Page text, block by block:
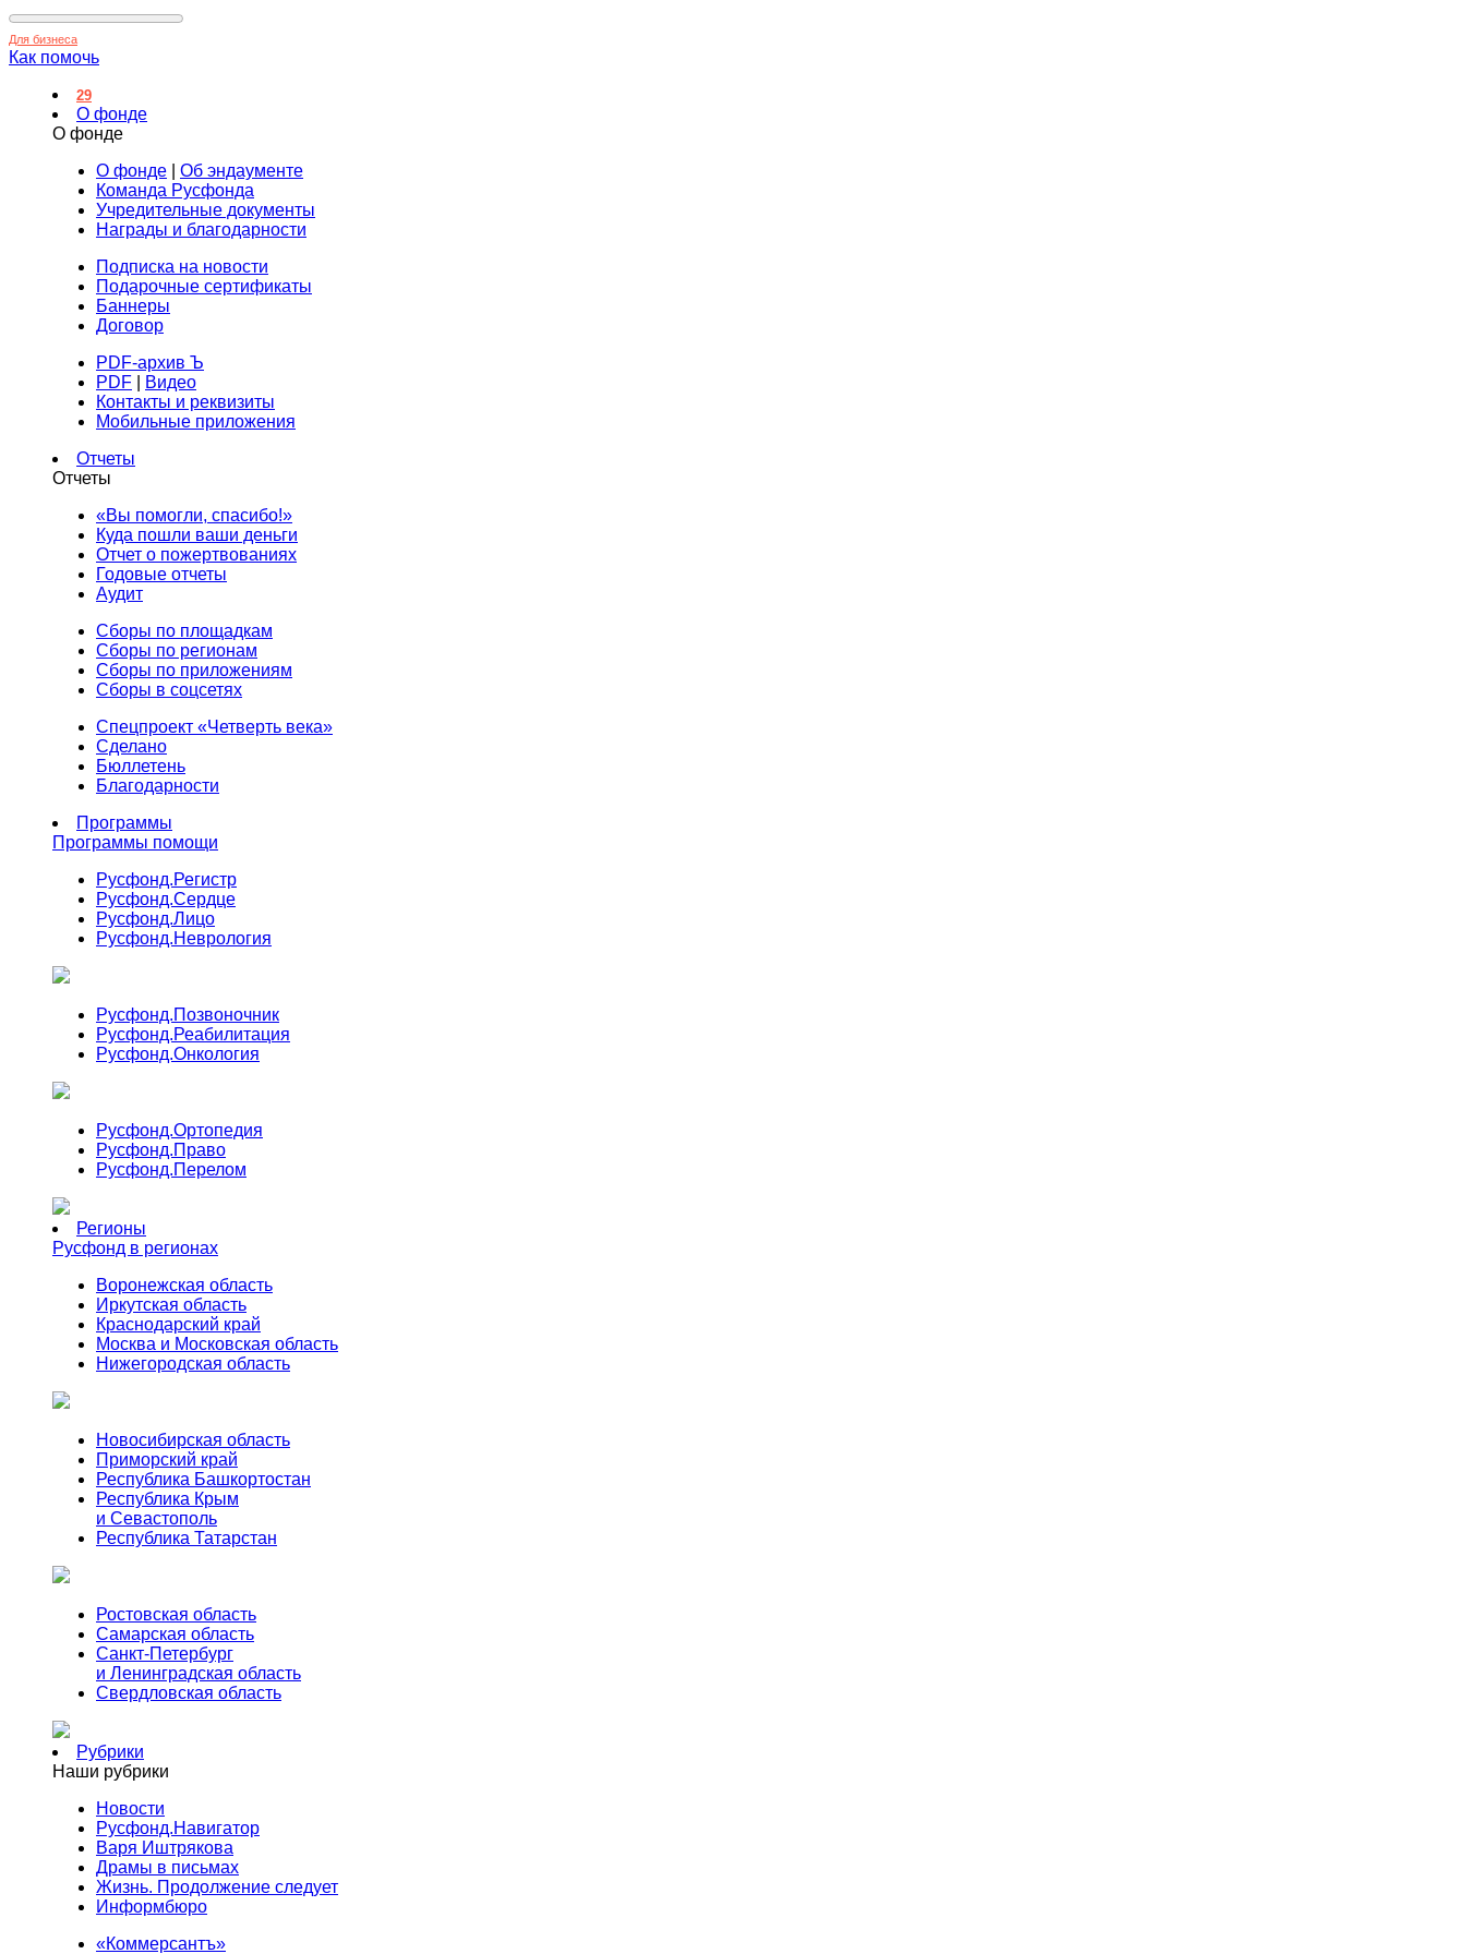
Для бизнеса
Как помочь
29
О фонде
О фонде
О фонде
Об эндаументе
Команда Русфонда
Учредительные документы
Награды и благодарности
Подписка на новости
Подарочные сертификаты
Баннеры
Договор
PDF-архив Ъ
PDF
Видео
Контакты и реквизиты
Мобильные приложения
Отчеты
Отчеты
«Вы помогли, спасибо!»
Куда пошли ваши деньги
Отчет о пожертвованиях
Годовые отчеты
Аудит
Сборы по площадкам
Сборы по регионам
Сборы по приложениям
Сборы в соцсетях
Спецпроект «Четверть века»
Сделано
Бюллетень
Благодарности
Программы
Программы помощи
Русфонд.Регистр
Русфонд.Сердце
Русфонд.Лицо
Русфонд.Неврология
Русфонд.Позвоночник
Русфонд.Реабилитация
Русфонд.Онкология
Русфонд.Ортопедия
Русфонд.Право
Русфонд.Перелом
Регионы
Русфонд в регионах
Воронежская область
Иркутская область
Краснодарский край
Москва и Московская область
Нижегородская область
Новосибирская область
Приморский край
Республика Башкортостан
Республика Крым
и Севастополь
Республика Татарстан
Ростовская область
Самарская область
Санкт-Петербург
и Ленинградская область
Свердловская область
Рубрики
Наши рубрики
Новости
Русфонд.Навигатор
Варя Иштрякова
Драмы в письмах
Жизнь. Продолжение следует
Информбюро
«Коммерсантъ»